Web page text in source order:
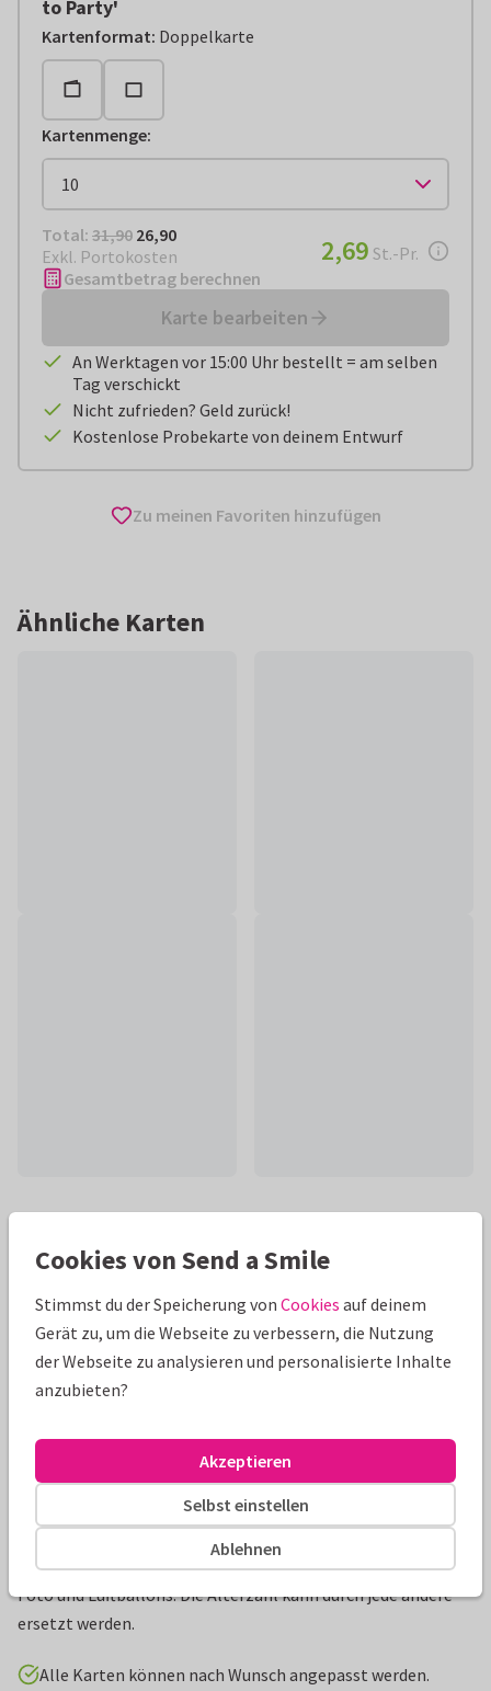
to Party'
Kartenformat: Doppelkarte
Kartenmenge:
Total: € 26,90
Total: 31,90 26,90
Exkl. Portokosten
€ 2,69pro Stück
2,69 St.-Pr.
Gesamtbetrag berechnen
Karte bearbeiten
An Werktagen vor 15:00 Uhr bestellt = am selben
Tag verschickt
Nicht zufrieden? Geld zurück!
Kostenlose Probekarte von deinem Entwurf
Zu meinen Favoriten hinzufügen
Ähnliche Karten
Produktinformation
Kindergeburtstagseinladung 'Time to party' mit eigenem
Foto und Luftballons. Die Alterzahl kann durch jede andere
ersetzt werden.
Alle Karten können nach Wunsch angepasst werden.
Cookies von Send a Smile
Stimmst du der Speicherung von Cookies auf deinem
Gerät zu, um die Webseite zu verbessern, die Nutzung
der Webseite zu analysieren und personalisierte Inhalte
anzubieten?
Ablehnen
Selbst einstellen
Akzeptieren